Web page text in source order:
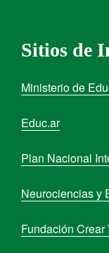
Sitios de
Ministerio de
Educ.ar
Plan Nacional
Neurociencias y
Fundación